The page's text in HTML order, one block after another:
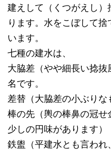
建えして（くつがえし
ります。水をこぼして
います。
七種の建水は、
大脇差（やや細長い捻
名です。
差替（大脇差の小ぶりな
棒の先（輿の棒鼻の冠
少しの円味があります）
鉄盥（平建水とも言われ